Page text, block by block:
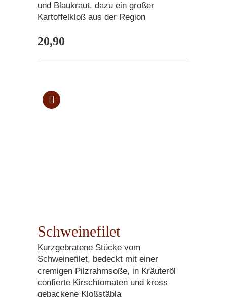
und Blaukraut, dazu ein großer
Kartoffelkloß aus der Region
20,90
Schweinefilet
Kurzgebratene Stücke vom
Schweinefilet, bedeckt mit einer
cremigen Pilzrahmsoße, in Kräuteröl
confierte Kirschtomaten und kross
gebackene Kloßstäbla